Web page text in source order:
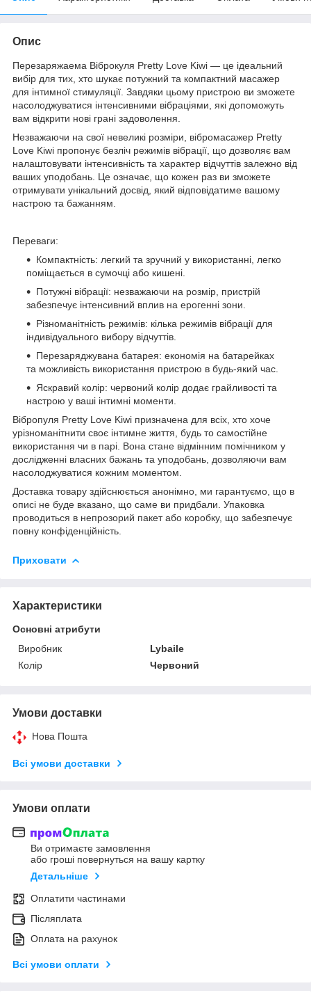
Опис
Перезаряжаема Віброкуля Pretty Love Kiwi — це ідеальний
вибір для тих, хто шукає потужний та компактний масажер
для інтимної стимуляції. Завдяки цьому пристрою ви зможете
насолоджуватися інтенсивними вібраціями, які допоможуть
вам відкрити нові грані задоволення.
Незважаючи на свої невеликі розміри, вібромасажер Pretty
Love Kiwi пропонує безліч режимів вібрації, що дозволяє вам
налаштовувати інтенсивність та характер відчуттів залежно від
ваших уподобань. Це означає, що кожен раз ви зможете
отримувати унікальний досвід, який відповідатиме вашому
настрою та бажанням.
Переваги:
Компактність: легкий та зручний у використанні, легко
поміщається в сумочці або кишені.
Потужні вібрації: незважаючи на розмір, пристрій
забезпечує інтенсивний вплив на ерогенні зони.
Різноманітність режимів: кілька режимів вібрації для
індивідуального вибору відчуттів.
Перезаряджувана батарея: економія на батарейках
та можливість використання пристрою в будь-який час.
Яскравий колір: червоний колір додає грайливості та
настрою у ваші інтимні моменти.
Вібропуля Pretty Love Kiwi призначена для всіх, хто хоче
урізноманітнити своє інтимне життя, будь то самостійне
використання чи в парі. Вона стане відмінним помічником у
дослідженні власних бажань та уподобань, дозволяючи вам
насолоджуватися кожним моментом.
Доставка товару здійснюється анонімно, ми гарантуємо, що в
описі не буде вказано, що саме ви придбали. Упаковка
проводиться в непрозорий пакет або коробку, що забезпечує
повну конфіденційність.
Приховати
Характеристики
Основні атрибути
Виробник
Lybaile
Колір
Червоний
Умови доставки
Нова Пошта
Всі умови доставки
Умови оплати
Ви отримаєте замовлення
або гроші повернуться на вашу картку
Детальніше
Оплатити частинами
Післяплата
Оплата на рахунок
Всі умови оплати